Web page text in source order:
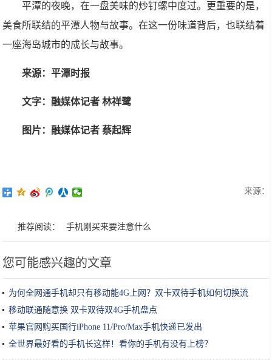
平潭的夜晚，在一盘美味的炒钉螺中度过。更重要的是，
美食所联结的平潭人物与故事。在这一份味道背后，也联结着
一座海岛城市的成长与故事。
来源：平潭时报
文字：融媒体记者 林祥鹭
图片：融媒体记者 蔡起辉
来源：
推荐阅读： 手机刚买来要注意什么
您可能感兴趣的文章
为何全网通手机却只有移动能4G上网？双卡双待手机如何切换流
量？
移动联通随意换 双卡双待双4G手机盘点
苹果官网购买国行iPhone 11/Pro/Max手机快递已发出
全世界最好看的手机长这样！看你的手机有没有上榜？